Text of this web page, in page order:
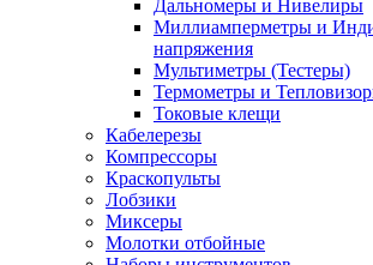
Дальномеры и Нивелиры
Миллиамперметры и
напряжения
Мультиметры (Тестеры)
Термометры и
Токовые клещи
Кабелерезы
Компрессоры
Краскопульты
Лобзики
Миксеры
Молотки отбойные